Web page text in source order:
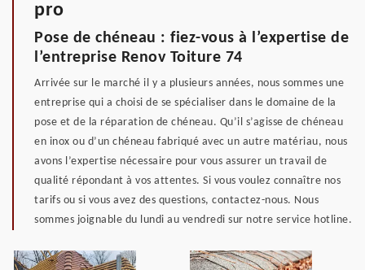
pro
Pose de chéneau : fiez-vous à l’expertise de
l’entreprise Renov Toiture 74
Arrivée sur le marché il y a plusieurs années, nous sommes une
entreprise qui a choisi de se spécialiser dans le domaine de la
pose et de la réparation de chéneau. Qu’il s’agisse de chéneau
en inox ou d’un chéneau fabriqué avec un autre matériau, nous
avons l’expertise nécessaire pour vous assurer un travail de
qualité répondant à vos attentes. Si vous voulez connaître nos
tarifs ou si vous avez des questions, contactez-nous. Nous
sommes joignable du lundi au vendredi sur notre service hotline.